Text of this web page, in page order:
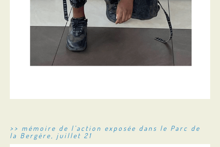
>> mémoire de l’action exposée dans le Parc de
la Bergère, juillet 21